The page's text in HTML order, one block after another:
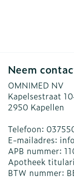
Neem
OMNIMED NV
Kapelsestraat
2950 Kapellen
Telefoon:
E-mailadres:
APB nummer:
Apotheek
BTW nummer: